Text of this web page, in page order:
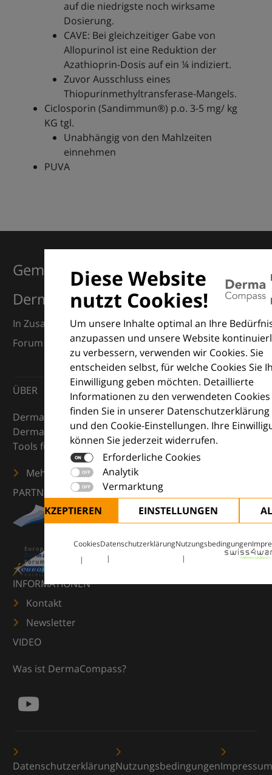
auf die niedrigste noch wirksame
Dosierung.
CAVE: Bei gleichzeitiger Gabe von
Allopurinol ist eine Reduktion der
Azathioprin-Dosis auf ein ¼ indiziert.
Zuvor Ausschluss eines
Thiopurinmethyltransferase-Mangels.
Ciclosporin (Sandimmun®) p.o. 3-5 mg/ kg
KG tgl.
Unabhängig von den Mahlzeiten
einnehmen
PUVA
Diese Website
nutzt Cookies!
Um unsere Inhalte optimal an Ihre
anzupassen und unsere Website
zu verbessern, verwenden wir Cookies. Sie
entscheiden selbst, für welche Cookies Sie
Einwilligung geben möchten. Detaillierte
Informationen zu den verwendeten Cookies
finden Sie in unserer Datenschutzerklärung
und den Cookie-Einstellungen. Ihre
können Sie jederzeit widerrufen.
Erforderliche Cookies
Analytik
Vermarktung
ALLE AKZEPTIEREN
EINSTELLUNGEN
CookiesDatenschutzerklärungNutzungsbedingungen
Gemeinsam für Exzellenz in der
Dermatologie
In Zusammenarbeit mit dem European Dermatology
Forum (EDF) und Euroderm Excellence
ÜBER
DermaCompass ist Ihr digitaler Kompass für die
Dermatologie – mit Wissen, Bildern und praktischen
Tools für den klinischen Alltag.
Mehr erfahren
PARTNER
INFORMATIONEN
Kontakt
Newsletter
VIDEO
Was ist DermaCompass?
DatenschutzerklärungNutzungsbedingungenImpressum